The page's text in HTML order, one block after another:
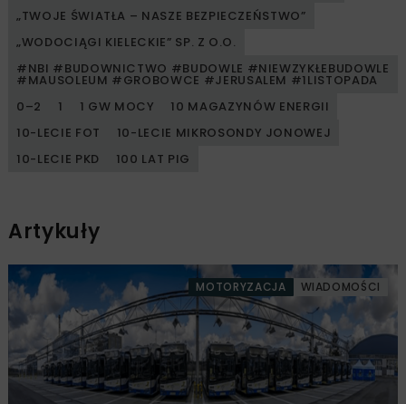
„TWOJE ŚWIATŁA – NASZE BEZPIECZEŃSTWO”
„WODOCIĄGI KIELECKIE” SP. Z O.O.
#NBI #BUDOWNICTWO #BUDOWLE #NIEWZYKŁEBUDOWLE
#MAUSOLEUM #GROBOWCE #JERUSALEM #1LISTOPADA
0–2
1 1 GW MOCY
10 MAGAZYNÓW ENERGII
10-LECIE FOT
10-LECIE MIKROSONDY JONOWEJ
10-LECIE PKD
100 LAT PIG
Artykuły
MOTORYZACJA WIADOMOŚCI